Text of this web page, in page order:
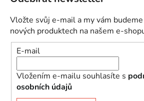
Vložte svůj e-mail a my vám
nových produktech na našem e-
E-mail
Vložením e-mailu souhlasíte s
osobních údajů